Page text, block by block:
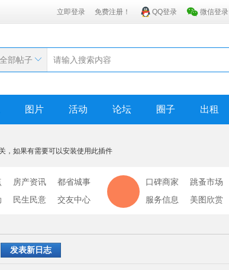
立即登录 免费注册！ QQ登录 微信登录
全部帖子
图片 活动 论坛 圈子 出租
，如果有需要可以安装使用此插件
房产资讯
都省城事
民生民意 交友中心
口碑商家 跳蚤市场
服务信息
美图欣赏
发表新日志